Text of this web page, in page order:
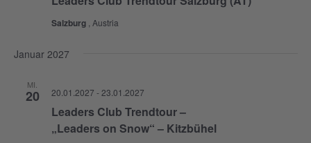
Salzburg , Austria
Januar 2027
MI.
20
Leaders Club Trendtour –
„Leaders on Snow“ – Kitzbühel
20.01.2027 -23.01.2027